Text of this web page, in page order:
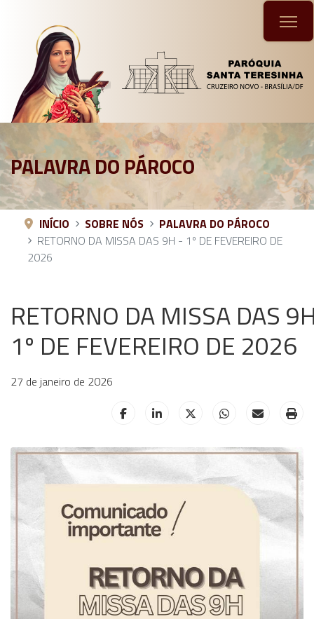
PALAVRA DO PÁROCO
INÍCIO SOBRE NÓS
PALAVRA DO PÁROCO
RETORNO DA MISSA DAS 9H - 1º DE FEVEREIRO DE
2026
RETORNO DA MISSA DAS
1º DE FEVEREIRO DE 2026
27 de janeiro de 2026
HELIX_ULTIMATE_SHARE_FACEBOOK